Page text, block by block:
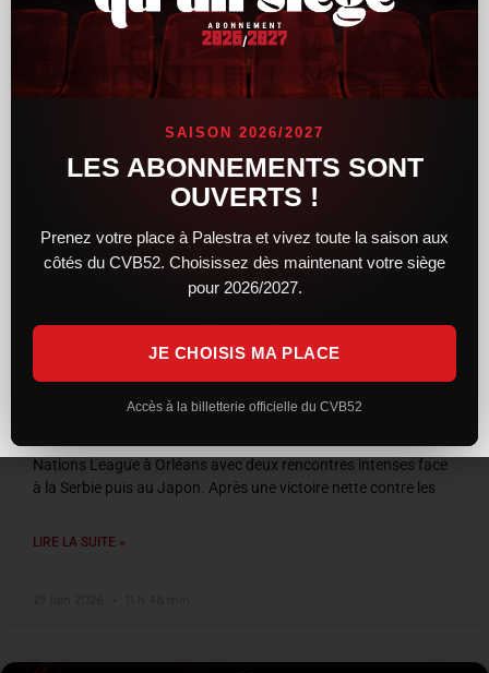
ACTUALITÉS
VNL 2026 : les Bleus entre confirmation et
frustration à Orléans
Nations League à Orléans avec deux rencontres intenses face
à la Serbie puis au Japon. Après une victoire nette contre les
LIRE LA SUITE »
SAISON 2026/2027
LES ABONNEMENTS SONT
OUVERTS !
Prenez votre place à Palestra et vivez toute la saison aux
côtés du CVB52. Choisissez dès maintenant votre siège
pour 2026/2027.
JE CHOISIS MA PLACE
Accès à la billetterie officielle du CVB52